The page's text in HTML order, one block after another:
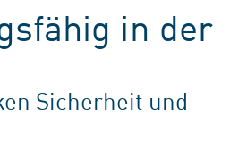
in der
Sicherheit und